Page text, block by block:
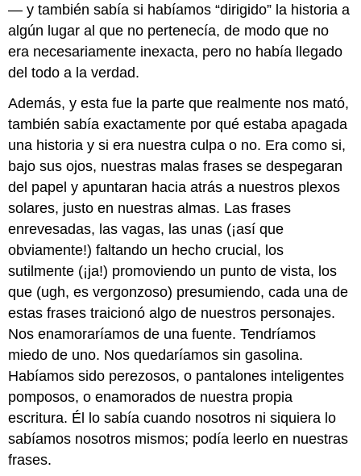
— y también sabía si habíamos “dirigido” la historia a
algún lugar al que no pertenecía, de modo que no
era necesariamente inexacta, pero no había llegado
del todo a la verdad.
Además, y esta fue la parte que realmente nos mató,
también sabía exactamente por qué estaba apagada
una historia y si era nuestra culpa o no. Era como si,
bajo sus ojos, nuestras malas frases se despegaran
del papel y apuntaran hacia atrás a nuestros plexos
solares, justo en nuestras almas. Las frases
enrevesadas, las vagas, las unas (¡así que
obviamente!) faltando un hecho crucial, los
sutilmente (¡ja!) promoviendo un punto de vista, los
que (ugh, es vergonzoso) presumiendo, cada una de
estas frases traicionó algo de nuestros personajes.
Nos enamoraríamos de una fuente. Tendríamos
miedo de uno. Nos quedaríamos sin gasolina.
Habíamos sido perezosos, o pantalones inteligentes
pomposos, o enamorados de nuestra propia
escritura. Él lo sabía cuando nosotros ni siquiera lo
sabíamos nosotros mismos; podía leerlo en nuestras
frases.